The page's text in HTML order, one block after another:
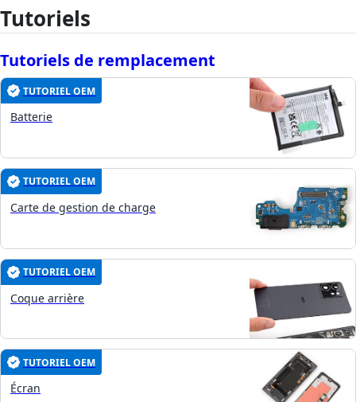
Tutoriels
Tutoriels de remplacement
TUTORIEL OEM
Batterie
TUTORIEL OEM
Carte de gestion de charge
TUTORIEL OEM
Coque arrière
TUTORIEL OEM
Écran